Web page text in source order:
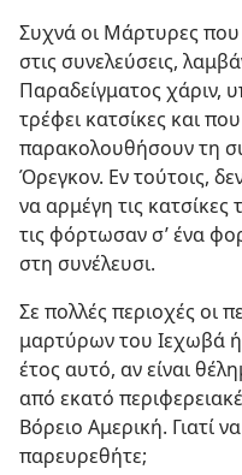
Συχνά οι Μάρτυρες που
στις συνελεύσεις,
Παραδείγματος χάριν,
τρέφει κατσίκες και
παρακολουθήσουν τη
Όρεγκον. Εν τούτοις,
να αρμέγη τις κατσίκες
τις φόρτωσαν σ’ ένα
στη συνέλευσι.
Σε πολλές περιοχές οι
μαρτύρων του Ιεχωβά
έτος αυτό, αν είναι
από εκατό
Βόρειο Αμερική. Γιατί
παρευρεθήτε;